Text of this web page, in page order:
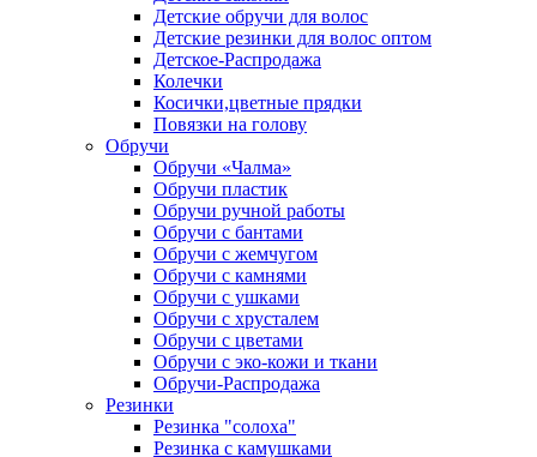
Детские обручи для волос
Детские резинки для волос оптом
Детское-Распродажа
Колечки
Косички,цветные прядки
Повязки на голову
Обручи
Обручи «Чалма»
Обручи пластик
Обручи ручной работы
Обручи с бантами
Обручи с жемчугом
Обручи с камнями
Обручи с ушками
Обручи с хрусталем
Обручи с цветами
Обручи с эко-кожи и ткани
Обручи-Распродажа
Резинки
Резинка "солоха"
Резинка с камушками